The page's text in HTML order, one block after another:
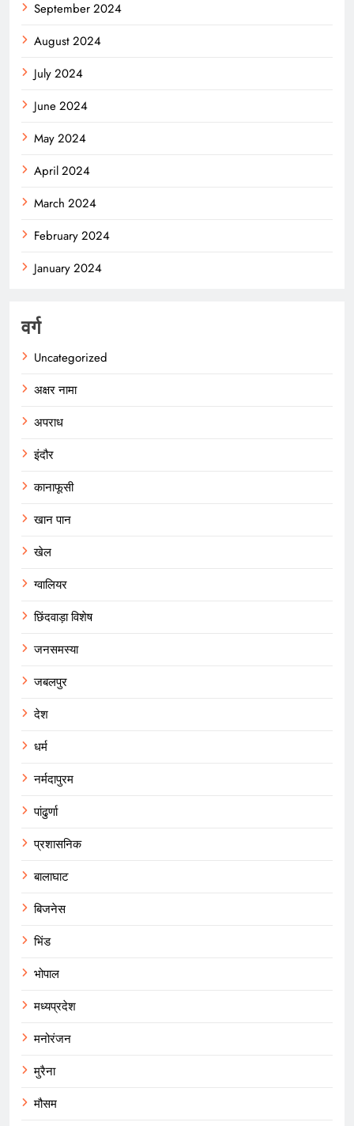
September 2024
August 2024
July 2024
June 2024
May 2024
April 2024
March 2024
February 2024
January 2024
वर्ग
Uncategorized
अक्षर नामा
अपराध
इंदौर
कानाफूसी
खान पान
खेल
ग्वालियर
छिंदवाड़ा विशेष
जनसमस्या
जबलपुर
देश
धर्म
नर्मदापुरम
पांढुर्णा
प्रशासनिक
बालाघाट
बिजनेस
भिंड
भोपाल
मध्यप्रदेश
मनोरंजन
मुरैना
मौसम